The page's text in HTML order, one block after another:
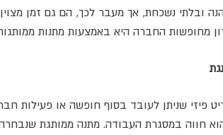
ובלתי נשכחת, אך מעבר לכך, הם גם זמן
מחופשות החברה היא באמצעות מתנות
פיזי שניתן לעובד בסוף חופשה או פעילות
חווה במסגרת העבודה. מתנה ממותגת